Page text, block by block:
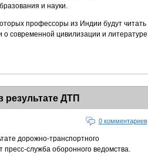
и науки.
профессоры из Индии будут читать
о современной цивилизации и литературе
ДТП
0 комментариев
дорожно-транспортного
служба оборонного ведомства.